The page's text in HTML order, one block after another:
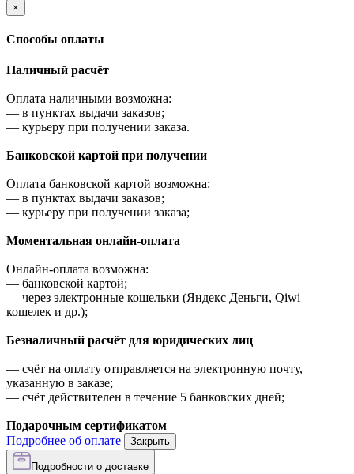
×
Cпособы оплаты
Наличный расчёт
Оплата наличными возможна:
— в пунктах выдачи заказов;
— курьеру при получении заказа.
Банковской картой при получении
Оплата банковской картой возможна:
— в пунктах выдачи заказов;
— курьеру при получении заказа;
Моментальная онлайн-оплата
Онлайн-оплата возможна:
— банковской картой;
— через электронные кошельки (Яндекс Деньги, Qiwi
кошелек и др.);
Безналичный расчёт для юридических лиц
— счёт на оплату отправляется на электронную почту,
указанную в заказе;
— счёт действителен в течение 5 банковских дней;
Подарочным сертификатом
Подробнее об оплате
Закрыть
Подробности о доставке